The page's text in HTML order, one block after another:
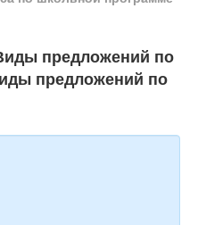
предложений по
предложений по